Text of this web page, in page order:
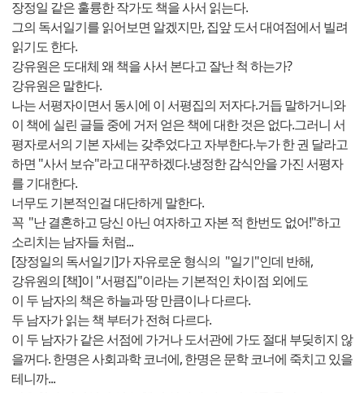
장정일 같은 훌륭한 작가도 책을 사서 읽는다.
그의 독서일기를 읽어보면 알겠지만, 집앞 도서 대여점에서 빌려
읽기도 한다.
강유원은 도대체 왜 책을 사서 본다고 잘난 척 하는가?
강유원은 말한다.
나는 서평자이면서 동시에 이 서평집의 저자다.거듭 말하거니와
이 책에 실린 글들 중에 거저 얻은 책에 대한 것은 없다.그러니 서
평자로서의 기본 자세는 갖추었다고 자부한다.누가 한 권 달라고
하면 "사서 보슈"라고 대꾸하겠다.냉정한 감식안을 가진 서평자
를 기대한다.
너무도 기본적인걸 대단하게 말한다.
꼭 "난 결혼하고 당신 아닌 여자하고 자본 적 한번도 없어!"하고
소리치는 남자들 처럼...
[장정일의 독서일기]가 자유로운 형식의 "일기"인데 반해,
강유원의 [책]이 "서평집"이라는 기본적인 차이점 외에도
이 두 남자의 책은 하늘과 땅 만큼이나 다르다.
두 남자가 읽는 책 부터가 전혀 다르다.
이 두 남자가 같은 서점에 가거나 도서관에 가도 절대 부딪히지 않
을꺼다. 한명은 사회과학 코너에, 한명은 문학 코너에 죽치고 있을
테니까...